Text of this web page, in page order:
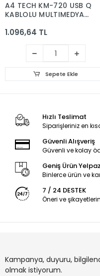
A4 TECH KM-720 USB Q
KABLOLU MULTIMEDYA
1.096,64 TL
Sepete Ekle
Hızlı Teslimat
Siparişleriniz en
Güvenli Alışveriş
Güvenli ve kolay
Geniş Ürün
Binlerce ürün ve
7 / 24 DESTEK
Öneri ve
Kampanya, duyuru,
olmak istiyorum.